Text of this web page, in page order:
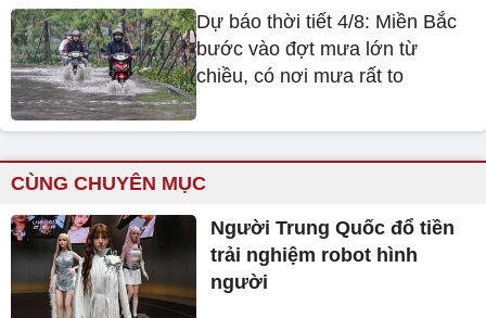
Dự báo thời tiết 4/8: Miền Bắc
bước vào đợt mưa lớn từ
chiều, có nơi mưa rất to
CÙNG CHUYÊN MỤC
Người Trung Quốc đổ tiền
trải nghiệm robot hình
người